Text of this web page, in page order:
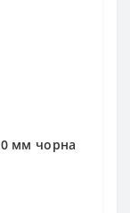
мм чорна